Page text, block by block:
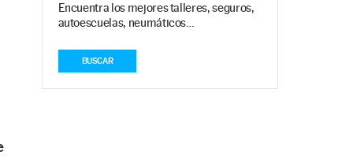
Encuentra los mejores talleres, seguros,
autoescuelas, neumáticos…
BUSCAR